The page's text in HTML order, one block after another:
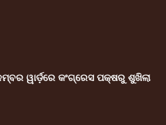
ୱାର୍ଡ଼ରେ କଂଗ୍ରେସ ପକ୍ଷରୁ ଶୁଖିଲା